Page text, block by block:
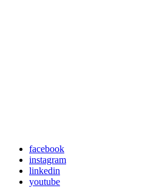
facebook
instagram
linkedin
youtube